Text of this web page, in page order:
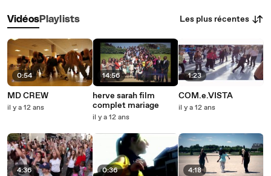
VidéosPlaylists Les plus récentes
0:54
MD CREW
il y a 12 ans
4:36
14:56
herve sarah film
complet mariage
il y a 12 ans
0:36
1:23
COM.e.VISTA
il y a 12 ans
4:18